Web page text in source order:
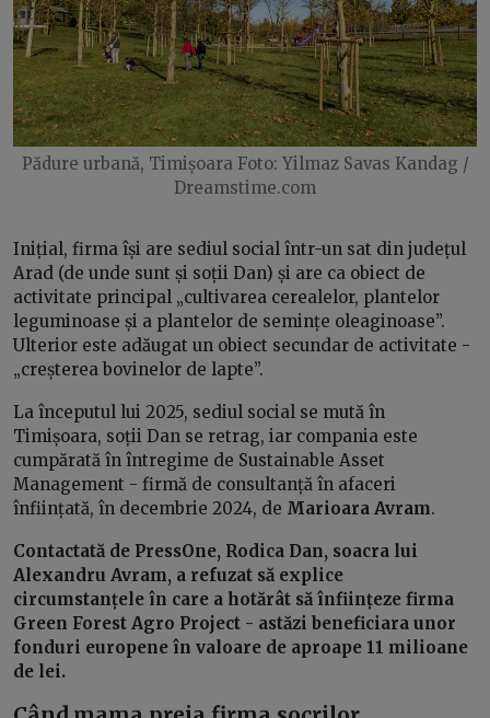
Pădure urbană, Timișoara Foto: Yilmaz Savas Kandag /
Dreamstime.com
Inițial, firma își are sediul social într-un sat din județul
Arad (de unde sunt și soții Dan) și are ca obiect de
activitate principal „cultivarea cerealelor, plantelor
leguminoase și a plantelor de semințe oleaginoase”.
Ulterior este adăugat un obiect secundar de activitate -
„creșterea bovinelor de lapte”.
La începutul lui 2025, sediul social se mută în
Timișoara, soții Dan se retrag, iar compania este
cumpărată în întregime de Sustainable Asset
Management - firmă de consultanță în afaceri
înființată, în decembrie 2024, de Marioara Avram.
Contactată de PressOne, Rodica Dan, soacra lui
Alexandru Avram, a refuzat să explice
circumstanțele în care a hotărât să înființeze firma
Green Forest Agro Project - astăzi beneficiara unor
fonduri europene în valoare de aproape 11 milioane
de lei.